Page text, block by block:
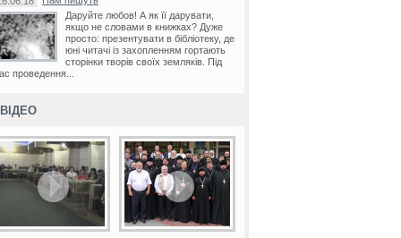
Даруйте любов! А як її дарувати,
якщо не словами в книжках? Дуже
просто: презентувати в бібліотеку, де
юні читачі із захопленням гортають
сторінки творів своїх земляків. Під
проведення...
ВІДЕО